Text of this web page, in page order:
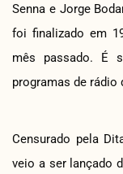
Senna e Jorge
foi finalizado em
mês passado. É
programas de rádio
Censurado pela
veio a ser lançado